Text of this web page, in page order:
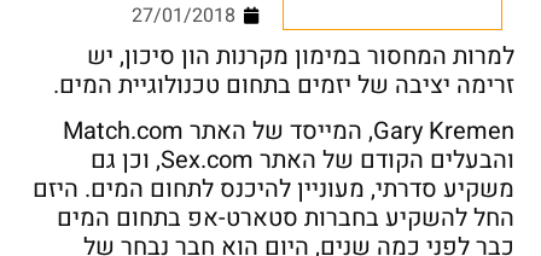
27/01/2018
למרות המחסור במימון מקרנות הון סיכון, יש
זרימה יציבה של יזמים בתחום טכנולוגיית המים.
Gary Kremen, המייסד של האתר Match.com
והבעלים הקודם של האתר Sex.com, וכן גם
משקיע סדרתי, מעוניין להיכנס לתחום המים. היזם
החל להשקיע בחברות סטארט-אפ בתחום המים
כבר לפני כמה שנים, היום הוא חבר נבחר של